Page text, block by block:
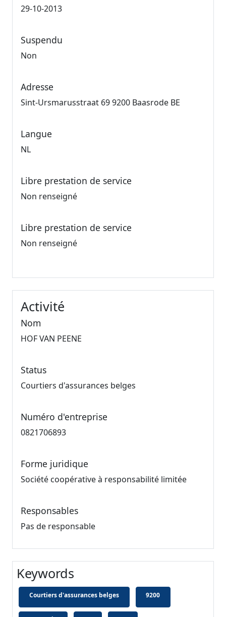
29-10-2013
Suspendu
Non
Adresse
Sint-Ursmarusstraat 69 9200 Baasrode BE
Langue
NL
Libre prestation de service
Non renseigné
Libre prestation de service
Non renseigné
Activité
Nom
HOF VAN PEENE
Status
Courtiers d'assurances belges
Numéro d'entreprise
0821706893
Forme juridique
Société coopérative à responsabilité limitée
Responsables
Pas de responsable
Keywords
Courtiers d'assurances belges 9200